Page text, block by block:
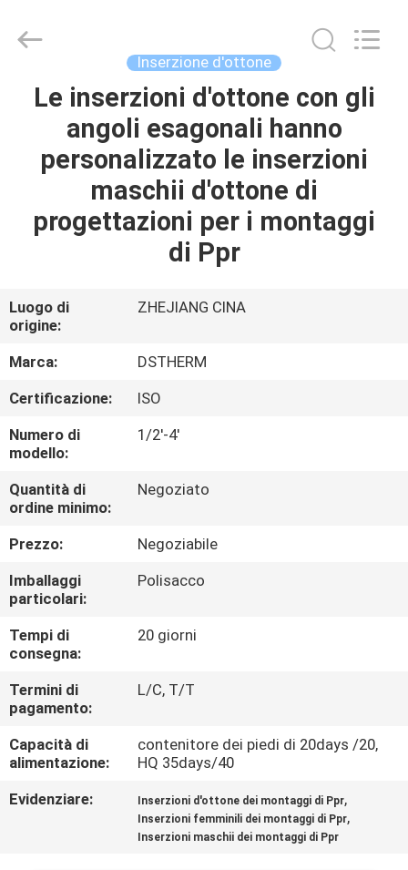
CASA
PRODOTTI
VISITA
ALLA
FABBRICA
CONTROLLO
QUALITÀ
CONTATTACI
NOTIZIE
CASI
MAPPA
DEL
DSTHERM
INDUSTRIAL
Inserzione d'ottone
Le inserzioni d'ottone con gli
angoli esagonali hanno
personalizzato le inserzioni
maschii d'ottone di
progettazioni per i montaggi
di Ppr
Luogo di
origine:
ZHEJIANG CINA
Marca:
DSTHERM
Certificazione:
ISO
Numero di
modello:
1/2'-4'
Quantità di
ordine minimo:
Negoziato
Prezzo:
Negoziabile
Imballaggi
particolari:
Polisacco
Tempi di
consegna:
20 giorni
Termini di
pagamento:
L/C, T/T
Capacità di
alimentazione:
contenitore dei piedi di 20days /20,
HQ 35days/40
Evidenziare:
Inserzioni d'ottone dei montaggi di Ppr,
Inserzioni femminili dei montaggi di Ppr,
Inserzioni maschii dei montaggi di Ppr